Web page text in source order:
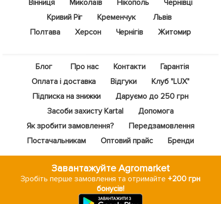
Вінниця
Миколаїв Нікополь
Чернівці
Кривий Ріг
Кременчук
Львів
Полтава
Херсон Чернігів Житомир
Блог Про нас Контакти
Гарантія
Оплата і доставка
Відгуки
Клуб "LUX"
Підписка на знижки
Даруємо до 250 грн
Засоби захисту Kartal
Допомога
Як зробити замовлення?
Передзамовлення
Постачальникам
Оптовий прайс Бренди
Завантажуйте Agromarket
Зробіть перше замовлення та отримайте+200 грн
бонусів!